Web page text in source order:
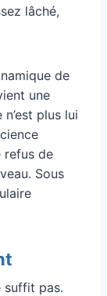
lâché,
de
une
plus lui
refus de
Sous
suffit pas.